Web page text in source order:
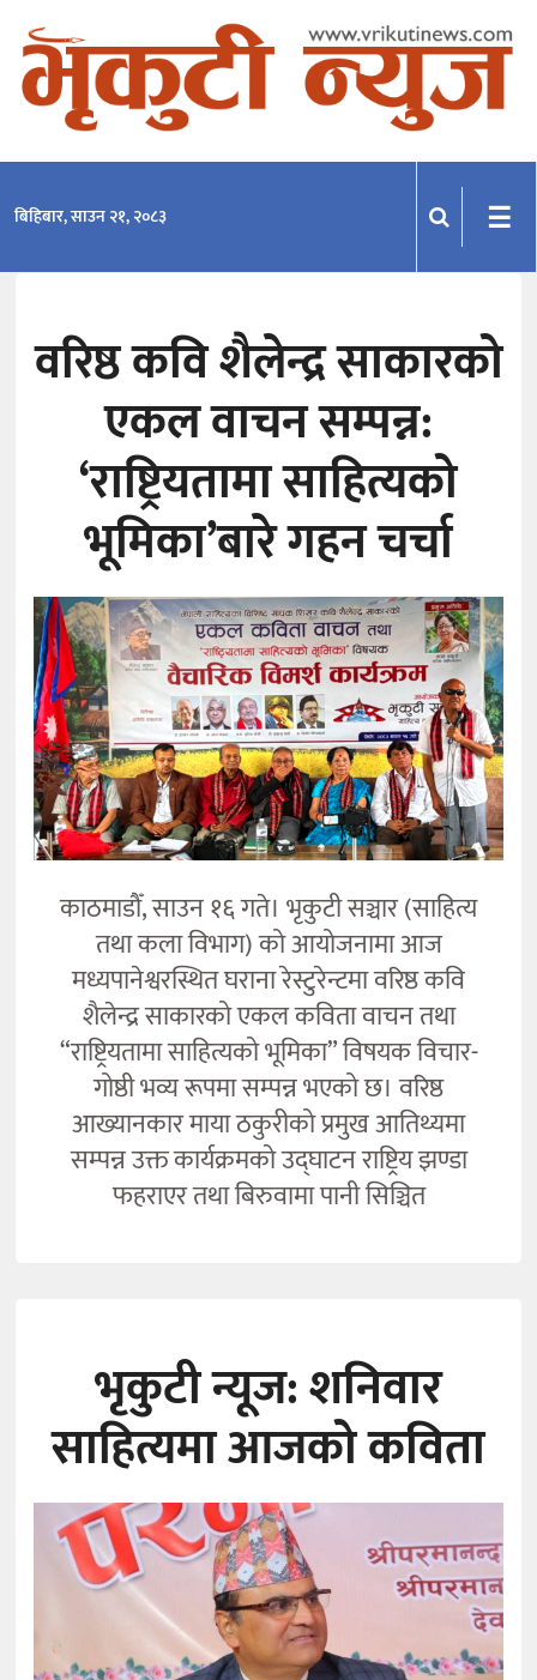
समाचार
अन्तराष्ट्रिय
अन्तर्वार्ता
विचार
बिहिबार, साउन २१, २०८३ ☰
वरिष्ठ कवि शैलेन्द्र साकारको
एकल वाचन सम्पन्न:
‘राष्ट्रियतामा साहित्यको
भूमिका’बारे गहन चर्चा
काठमाडौँ, साउन १६ गते। भृकुटी सञ्चार (साहित्य
तथा कला विभाग) को आयोजनामा आज
मध्यपानेश्वरस्थित घराना रेस्टुरेन्टमा वरिष्ठ कवि
शैलेन्द्र साकारको एकल कविता वाचन तथा
“राष्ट्रियतामा साहित्यको भूमिका” विषयक विचार-
गोष्ठी भव्य रूपमा सम्पन्न भएको छ। वरिष्ठ
आख्यानकार माया ठकुरीको प्रमुख आतिथ्यमा
सम्पन्न उक्त कार्यक्रमको उद्घाटन राष्ट्रिय झण्डा
फहराएर तथा बिरुवामा पानी सिञ्चित
भृकुटी न्यूज: शनिवार
साहित्यमा आजको कविता